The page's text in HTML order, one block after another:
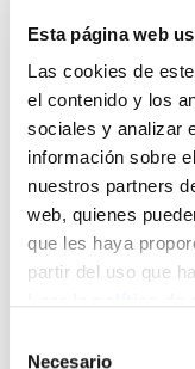
Esta página web
Las cookies de
el contenido y los
sociales y analizar
información sobre
nuestros partners
web, quienes
que les haya
partir del uso que
Necesario
Próxima
a curso CIC
En la
convocatoria de
decidido
Está previsto que